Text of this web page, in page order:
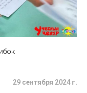
29 сентября 2024 г.